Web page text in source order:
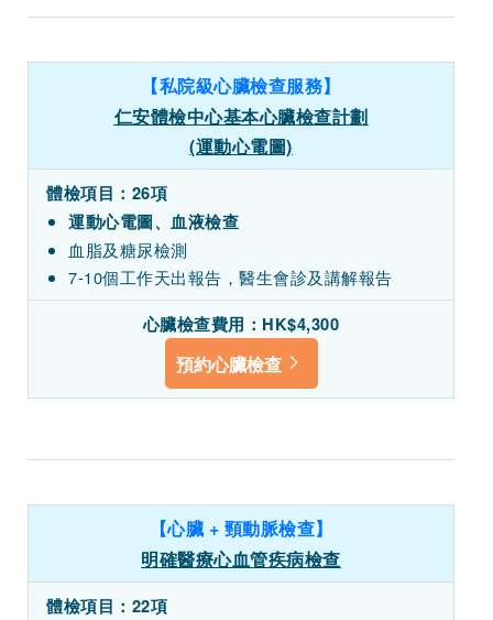
【私院級心臟檢查服務】
仁安體檢中心基本心臟檢查計劃
(運動心電圖)
體檢項目：26項
運動心電圖、血液檢查
血脂及糖尿檢測
7-10個工作天出報告，醫生會診及講解報告
心臟檢查費用：HK$4,300
預約心臟檢查
【心臟 + 頸動脈檢查】
明確醫療心血管疾病檢查
體檢項目：22項